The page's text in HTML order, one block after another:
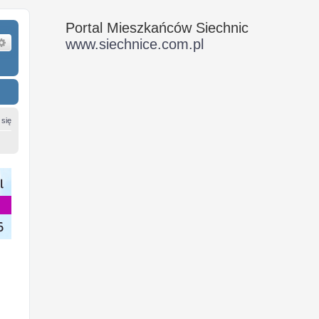
Wyszukiwanie zaawansowane
się
Portal Mieszkańców Siechnic
www.siechnice.com.pl